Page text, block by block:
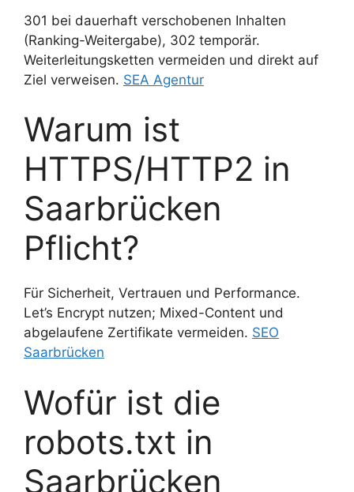
301 bei dauerhaft verschobenen Inhalten
(Ranking-Weitergabe), 302 temporär.
Weiterleitungsketten vermeiden und direkt auf
Ziel verweisen. SEA Agentur
Warum ist
HTTPS/HTTP2 in
Saarbrücken
Pflicht?
Für Sicherheit, Vertrauen und Performance.
Let’s Encrypt nutzen; Mixed-Content und
abgelaufene Zertifikate vermeiden. SEO
Saarbrücken
Wofür ist die
robots.txt in
Saarbrücken